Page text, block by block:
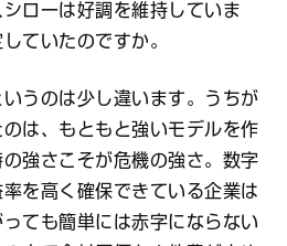
ーは好調を維持していま
ていたのですか。
うのは少し違います。うちが
は、もともと強いモデルを作
強さこそが危機の強さ。数字
を高く確保できている企業は
ても簡単には赤字にならない